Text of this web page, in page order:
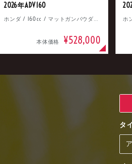
2026年ADV160
ホンダ / 160cc / マットガンパウダーブラックメタリック
本体価格 ¥528,000
タ